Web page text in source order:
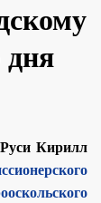
дня
Кирилл